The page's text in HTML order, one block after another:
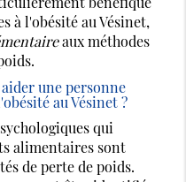
à l'obésité au Vésinet,
aux méthodes
une personne
au Vésinet ?
qui
alimentaires sont
de perte de poids.